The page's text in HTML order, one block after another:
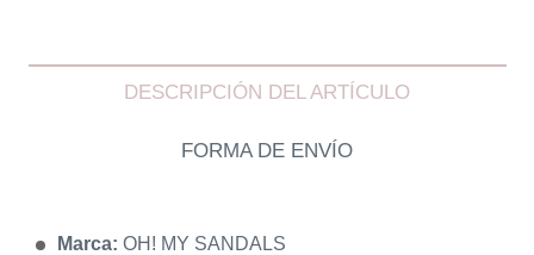
DESCRIPCIÓN DEL ARTÍCULO
FORMA DE ENVÍO
Marca: OH! MY SANDALS